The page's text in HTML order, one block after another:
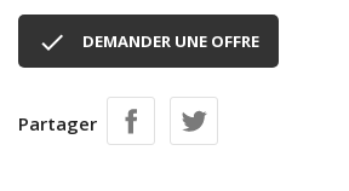
 DEMANDER UNE OFFRE
Partager